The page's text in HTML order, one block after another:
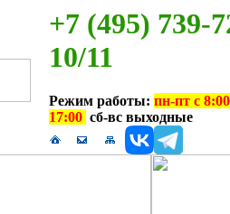
+7 (495) 739-
10/11
Режим работы: пн-пт с
17:00 сб-вс выходные